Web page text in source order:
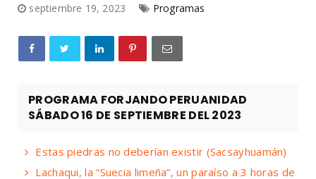
septiembre 19, 2023 Programas
PROGRAMA FORJANDO PERUANIDAD
SÁBADO 16 DE SEPTIEMBRE DEL 2023
Estas piedras no deberían existir (Sacsayhuamán)
Lachaqui, la “Suecia limeña”, un paraíso a 3 horas de